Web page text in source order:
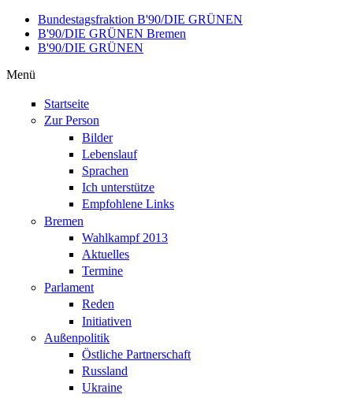
Direkt zum Inhalt
Bundestagsfraktion B'90/DIE GRÜNEN
B'90/DIE GRÜNEN Bremen
B'90/DIE GRÜNEN
Menü
Startseite
Zur Person
Bilder
Lebenslauf
Sprachen
Ich unterstütze
Empfohlene Links
Bremen
Wahlkampf 2013
Aktuelles
Termine
Parlament
Reden
Initiativen
Außenpolitik
Östliche Partnerschaft
Russland
Ukraine